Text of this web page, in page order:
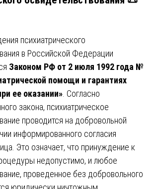
психиатрического
в Российской Федерации
Законом РФ от 2 июля 1992 года №
помощи и гарантиях
ее оказании». Согласно
закона, психиатрическое
проводится на добровольной
информированного согласия
Это означает, что принуждение к
недопустимо, и любое
проведенное без добровольного